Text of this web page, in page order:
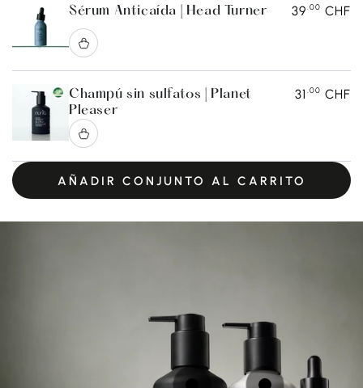
Sérum Anticaída | Head Turner 39.00 CHF
Champú sin sulfatos | Planet
Pleaser
31 .00 CHF
AÑADIR CONJUNTO AL CARRITO